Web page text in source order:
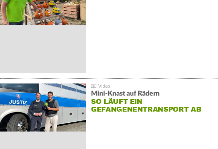
Mini-Knast auf Rädern
SO LÄUFT EIN
GEFANGENENTRANSPORT AB